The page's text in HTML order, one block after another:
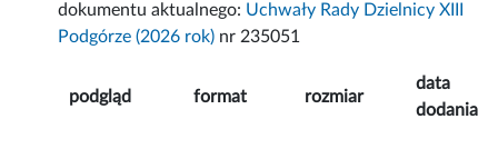
dokumentu aktualnego: Uchwały Rady Dzielnicy XIII
Podgórze (2026 rok) nr 235051
podgląd format rozmiar
data
dodania